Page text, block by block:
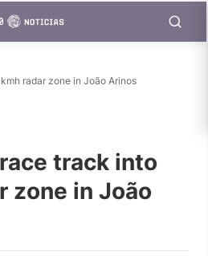
radar zone in João Arinos
track into
zone in João